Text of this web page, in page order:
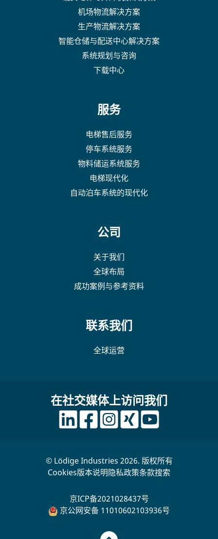
机场物流解决方案
生产物流解决方案
智能仓储与配送中心解决方案
系统规划与咨询
下载中心
服务
电梯售后服务
停车系统服务
物料储运系统服务
电梯现代化
自动泊车系统的现代化
公司
关于我们
全球布局
成功案例与参考资料
联系我们
全球运营
在社交媒体上访问我们
© Lödige Industries 2026. 版权所有
Cookies版本说明隐私政策条款搜索
京ICP备2021028437号
京公网安备 11010602103936号